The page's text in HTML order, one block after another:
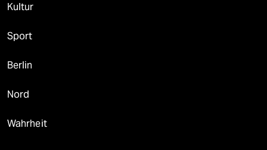
Kultur
Sport
Berlin
Nord
Wahrheit